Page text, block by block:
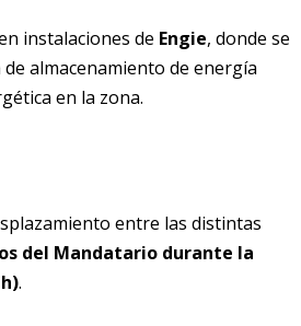
instalaciones de Engie, donde se
de almacenamiento de energía
en la zona.
entre las distintas
del Mandatario durante la
.